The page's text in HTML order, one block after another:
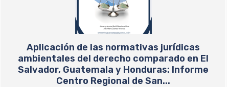
Aplicación de las normativas jurídicas
ambientales del derecho comparado en El
Salvador, Guatemala y Honduras: Informe
Centro Regional de San...